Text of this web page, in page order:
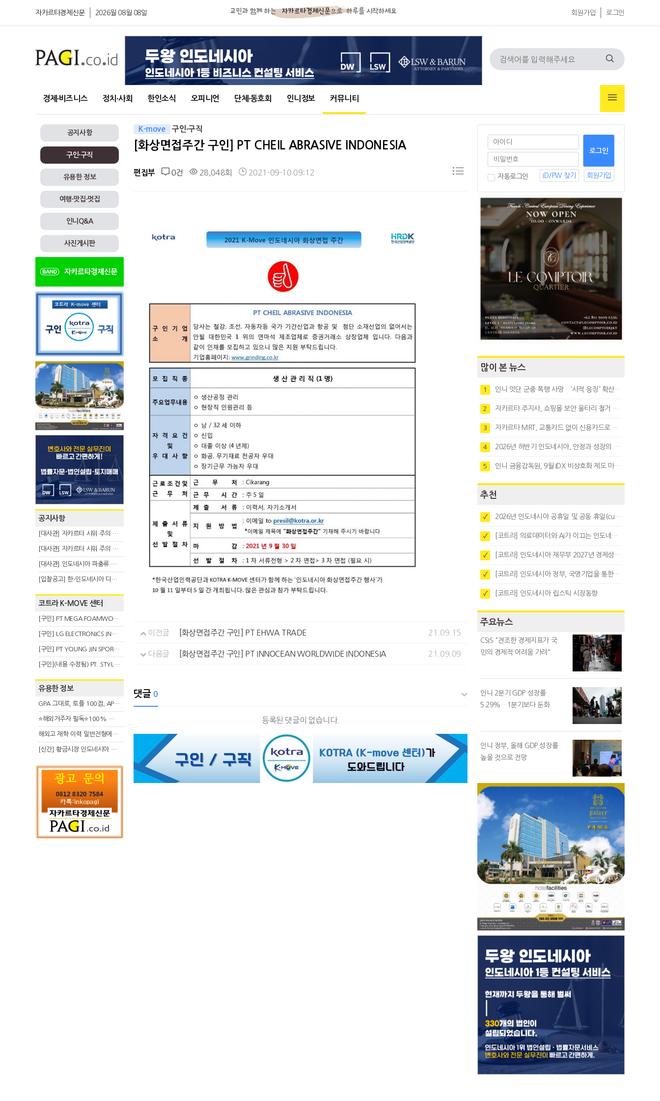
자카르타경제신문 2026월 08월 08일 회원가입 로그인
경제∙비즈니스 정치∙사회 한인소식 오피니언 단체∙동호회 인니정보 커뮤니티
공지사항
구인∙구직
유용한 정보
여행∙맛집∙멋집
인니Q&A
사진게시판
공지사항
[대사관] 자카르타 시위 주의 안내(8.6)
[대사관] 자카르타 시위 주의 안내(8.3)
[대사관] 인도네시아 파충류 불법 반출 주의 (7.29)
[입찰공고] 한-인도네시아 디지털융복합 탈 전시회
코트라 K-MOVE 센터
[구인] PT MEGA FOAMWORKS INDONESIA
[구인] LG ELECTRONICS INDONESIA
[구인] PT YOUNG JIN SPORT INDONESIA
[구인](내용 수정됨) PT. STYLE KOREAN INDONESIA (스타일 코리안 인도네시아)
유용한 정보
GPA 그대로, 토플 100점, AP 막막 — 원인은 하나입니다
⭐해외거주자 필독⭐100% 온라인 마지막 한국어교원 2급 추가모집 (~8/2)
해외고 재학 이력 일반전형에서 분명한 입시 강점 살리는 전략
[신간] 황금시장 인도네시아 슈퍼리치의 성공 수업
K-move 구인∙구직
[화상면접주간 구인] PT CHEIL ABRASIVE INDONESIA
편집부 0건 28,048회 2021-09-10 09:12
이전글 [화상면접주간 구인] PT EHWA TRADE 21.09.15
다음글 [화상면접주간 구인] PT INNOCEAN WORLDWIDE INDONESIA 21.09.09
댓글 0
등록된 댓글이 없습니다.
자동로그인 ID/PW 찾기 회원가입
많이 본 뉴스
1 인니 잇단 군중 폭행 사망…'사적 응징' 확산에 법치 우려
2 자카르타 주지사, 쇼핑몰 보안 울타리 철거 요청…"치안 문제없다"
3 자카르타 MRT, 교통카드 없이 신용카드로 바로 탄다
4 2026년 하반기 인도네시아, 안정과 성장의 시험대
5 인니 금융감독원, 9월 IDX 비상호화 제도 마련…주식회사 전환 본격화
추천
✓ 2026년 인도네시아 공휴일 및 공동 휴일(cuti bersama)
✓ [코트라] 의료데이터와 AI가 이끄는 인도네시아 디지털 헬스케어 시장 트렌드
✓ [코트라] 인도네시아 재무부 2027년 경제성장 전망 및 목표 발표
✓ [코트라] 인도네시아 정부, 국영기업을 통한 석탄·팜유·합금철 수출 중앙집중화 추진
✓ [코트라] 인도네시아 립스틱 시장동향
주요뉴스
CSIS "견조한 경제지표가 국
민의 경제적 어려움 가려"
인니 2분기 GDP 성장률
5.29%…1분기보다 둔화
인니 정부, 올해 GDP 성장률
높을 것으로 전망